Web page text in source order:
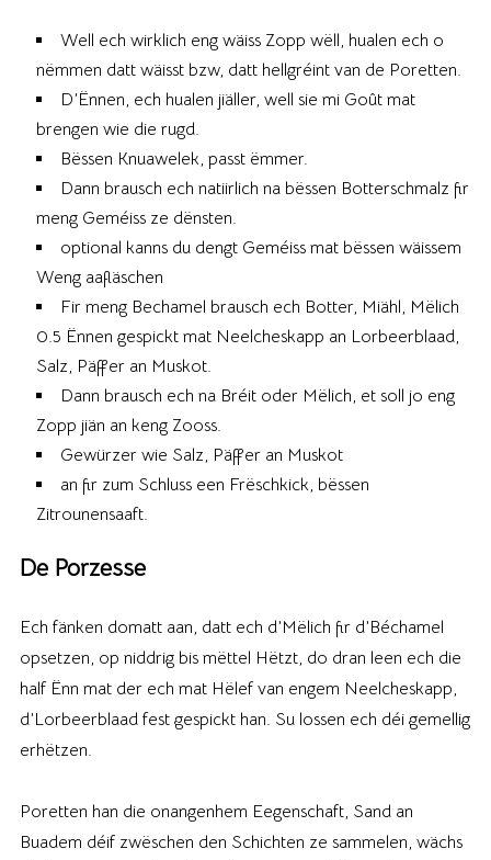
Well ech wirklich eng wäiss Zopp wëll, hualen ech o
nëmmen datt wäisst bzw, datt hellgréint van de Poretten.
D’Ënnen, ech hualen jiäller, well sie mi Goût mat
brengen wie die rugd.
Bëssen Knuawelek, passt ëmmer.
Dann brausch ech natiirlich na bëssen Botterschmalz fir
meng Geméiss ze dënsten.
optional kanns du dengt Geméiss mat bëssen wäissem
Weng aafläschen
Fir meng Bechamel brausch ech Botter, Miähl, Mëlich
0.5 Ënnen gespickt mat Neelcheskapp an Lorbeerblaad,
Salz, Päffer an Muskot.
Dann brausch ech na Bréit oder Mëlich, et soll jo eng
Zopp jiän an keng Zooss.
Gewürzer wie Salz, Päffer an Muskot
an fir zum Schluss een Frëschkick, bëssen
Zitrounensaaft.
De Porzesse
Ech fänken domatt aan, datt ech d’Mëlich fir d’Béchamel
opsetzen, op niddrig bis mëttel Hëtzt, do dran leen ech die
half Ënn mat der ech mat Hëlef van engem Neelcheskapp,
d’Lorbeerblaad fest gespickt han. Su lossen ech déi gemellig
erhëtzen.
Poretten han die onangenhem Eegenschaft, Sand an
Buadem déif zwëschen den Schichten ze sammelen, wächs